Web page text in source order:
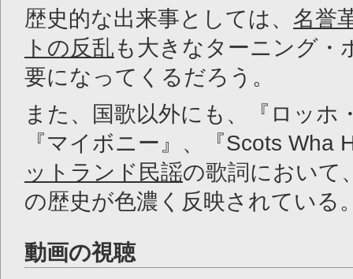
歴史的な出来事としては、 名誉
トの反乱も大きなターニング・
要になってくるだろう。
また、国歌以外にも、『ロッホ
『マイボニー』、『Scots Wha
ットランド民謡の歌詞において
の歴史が色濃く反映されている
動画の視聴